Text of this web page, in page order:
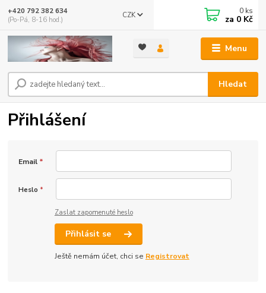
Menu
CZK
Hledat
+420 792 382 634
(Po-Pá, 8-16 hod.)
0 ks
za 0 Kč
Přihlášení
Email *
Heslo *
Zaslat zapomenuté heslo
Přihlásit se
Ještě nemám účet, chci se Registrovat